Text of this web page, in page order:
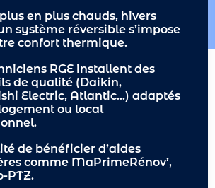
en plus chauds, hivers
système réversible s’impose
confort thermique.
RGE installent des
de qualité (Daikin,
Electric, Atlantic…) adaptés
ou local
de bénéficier d’aides
comme MaPrimeRénov’,
PTZ.